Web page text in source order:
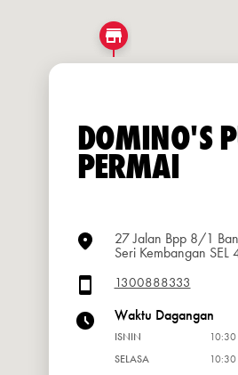
DOMINO'S
PERMAI
27 Jalan Bpp 8/1
Seri Kembangan SEL
1300888333
Waktu Dagangan
ISNIN
10:30
SELASA
10:30